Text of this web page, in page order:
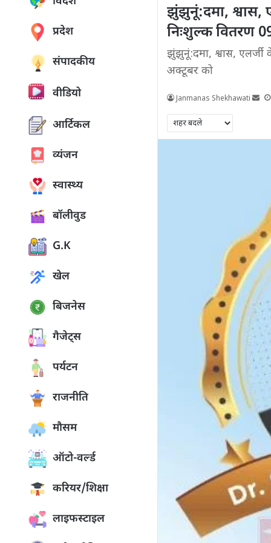
प्रदेश
संपादकीय
वीडियो
आर्टिकल
व्यंजन
स्वास्थ्य
बॉलीवुड
G.K
खेल
बिजनेस
गैजेट्स
पर्यटन
राजनीति
मौसम
ऑटो-वर्ल्ड
करियर/शिक्षा
लाइफस्टाइल
झुंझुनूं:दमा, श्वास,
निःशुल्क वितरण
झुंझुनूं:दमा, श्वास,
अक्टूबर को
Janmanas Shekhawati